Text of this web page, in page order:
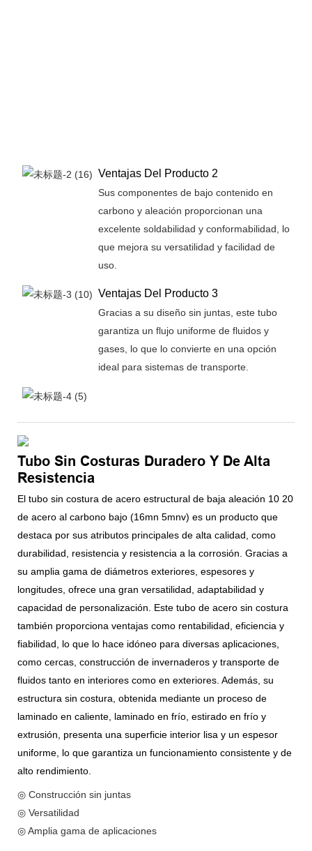
Ventajas Del Producto 2
Sus componentes de bajo contenido en
carbono y aleación proporcionan una
excelente soldabilidad y conformabilidad, lo
que mejora su versatilidad y facilidad de
uso.
Ventajas Del Producto 3
Gracias a su diseño sin juntas, este tubo
garantiza un flujo uniforme de fluidos y
gases, lo que lo convierte en una opción
ideal para sistemas de transporte.
Tubo Sin Costuras Duradero Y De Alta
Resistencia
El tubo sin costura de acero estructural de baja aleación 10 20
de acero al carbono bajo (16mn 5mnv) es un producto que
destaca por sus atributos principales de alta calidad, como
durabilidad, resistencia y resistencia a la corrosión. Gracias a
su amplia gama de diámetros exteriores, espesores y
longitudes, ofrece una gran versatilidad, adaptabilidad y
capacidad de personalización. Este tubo de acero sin costura
también proporciona ventajas como rentabilidad, eficiencia y
fiabilidad, lo que lo hace idóneo para diversas aplicaciones,
como cercas, construcción de invernaderos y transporte de
fluidos tanto en interiores como en exteriores. Además, su
estructura sin costura, obtenida mediante un proceso de
laminado en caliente, laminado en frío, estirado en frío y
extrusión, presenta una superficie interior lisa y un espesor
uniforme, lo que garantiza un funcionamiento consistente y de
alto rendimiento.
◎ Construcción sin juntas
◎ Versatilidad
◎ Amplia gama de aplicaciones